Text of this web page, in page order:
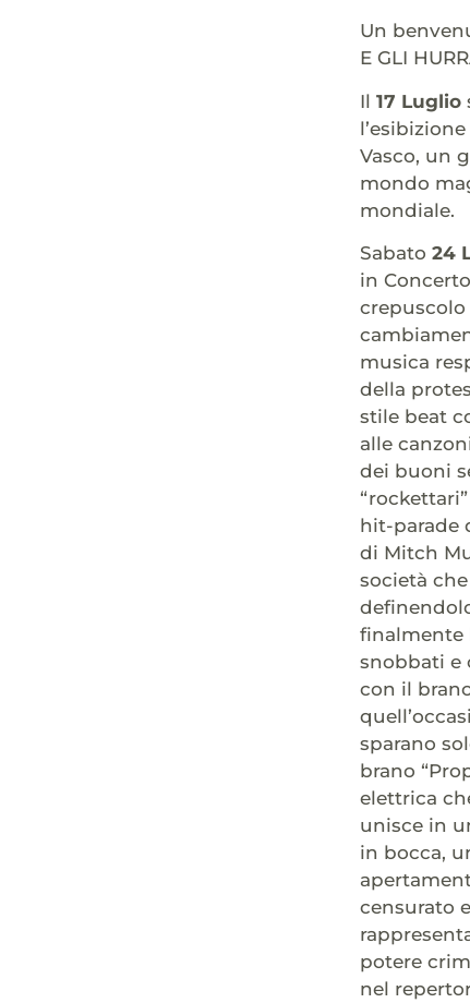
Un
E GLI
Il 17 Luglio
Vasco, un
mondo
mondiale.
Sabato 24
in
crepuscolo
musica
della
stile beat
alle
dei buoni
hit-parade
di Mitch
società
finalmente
snobbati e
con il
sparano
brano
elettrica
unisce in
in bocca,
censurato
potere
nel